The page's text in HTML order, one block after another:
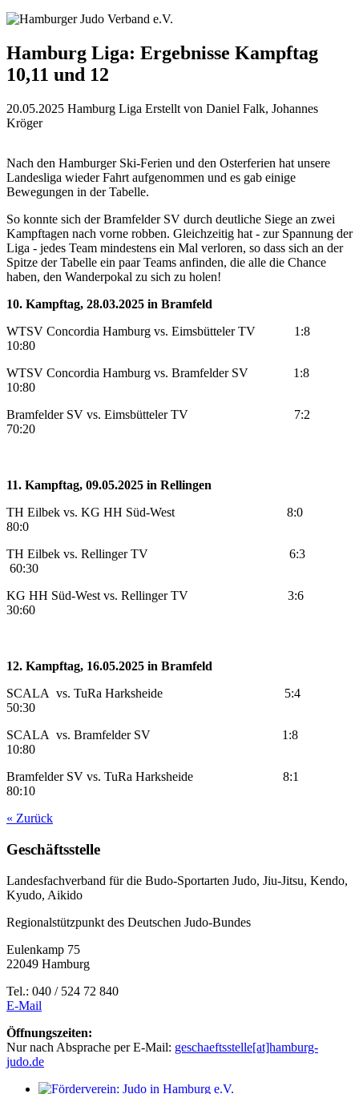
Hamburg Liga: Ergebnisse Kampftag
10,11 und 12
20.05.2025 Hamburg Liga Erstellt von Daniel Falk, Johannes
Kröger
Nach den Hamburger Ski-Ferien und den Osterferien hat unsere
Landesliga wieder Fahrt aufgenommen und es gab einige
Bewegungen in der Tabelle.
So konnte sich der Bramfelder SV durch deutliche Siege an zwei
Kampftagen nach vorne robben. Gleichzeitig hat - zur Spannung der
Liga - jedes Team mindestens ein Mal verloren, so dass sich an der
Spitze der Tabelle ein paar Teams anfinden, die alle die Chance
haben, den Wanderpokal zu sich zu holen!
10. Kampftag, 28.03.2025 in Bramfeld
WTSV Concordia Hamburg vs. Eimsbütteler TV 1:8
10:80
WTSV Concordia Hamburg vs. Bramfelder SV 1:8
10:80
Bramfelder SV vs. Eimsbütteler TV 7:2
70:20
11. Kampftag, 09.05.2025 in Rellingen
TH Eilbek vs. KG HH Süd-West 8:0
80:0
TH Eilbek vs. Rellinger TV 6:3
60:30
KG HH Süd-West vs. Rellinger TV 3:6
30:60
12. Kampftag, 16.05.2025 in Bramfeld
SCALA vs. TuRa Harksheide 5:4
50:30
SCALA vs. Bramfelder SV 1:8
10:80
Bramfelder SV vs. TuRa Harksheide 8:1
80:10
« Zurück
Geschäftsstelle
Landesfachverband für die Budo-Sportarten Judo, Jiu-Jitsu, Kendo,
Kyudo, Aikido
Regionalstützpunkt des Deutschen Judo-Bundes
Eulenkamp 75
22049 Hamburg
Tel.: 040 / 524 72 840
E-Mail
Öffnungszeiten:
Nur nach Absprache per E-Mail: geschaeftsstelle[at]hamburg-
judo.de